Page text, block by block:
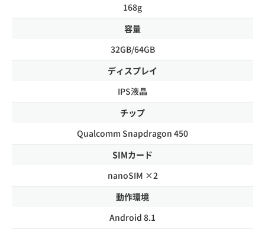
168g
容量
32GB/64GB
ディスプレイ
IPS液晶
チップ
Qualcomm Snapdragon 450
SIMカード
nanoSIM ×2
動作環境
Android 8.1